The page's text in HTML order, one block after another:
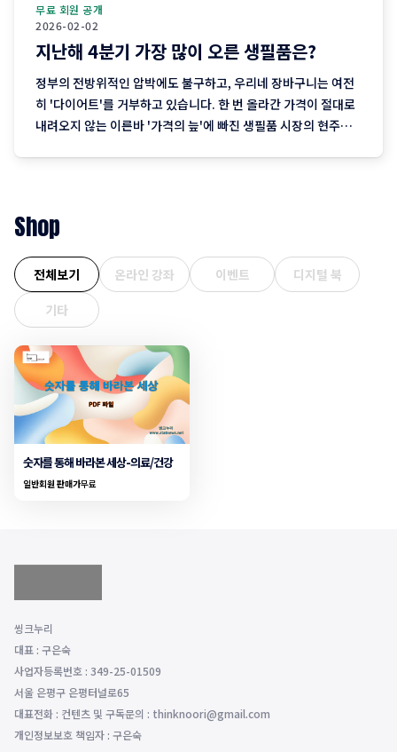
2026-02-02
무료 회원 공개
지난해 4분기 가장 많이 오른 생필품은?
정부의 전방위적인 압박에도 불구하고, 우리네 장바구니는 여전
히 '다이어트'를 거부하고 있습니다. 한 번 올라간 가격이 절대로
내려오지 않는 이른바 '가격의 늪'에 빠진 생필품 시장의 현주소
Shop
전체보기 온라인 강좌 이벤트
디지털 북
기타
숫자를 통해 바라본 세상-의료/건강
일반회원 판매가무료
씽크누리
대표 : 구은숙
사업자등록번호 : 349-25-01509
서울 은평구 은평터널로65
대표전화 : 컨텐츠 및 구독문의 : thinknoori@gmail.com
개인정보보호 책임자 : 구은숙